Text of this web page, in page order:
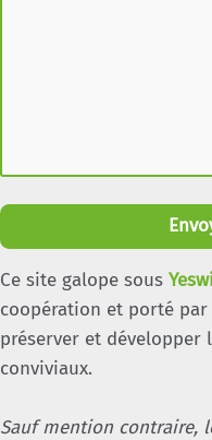
Ce site galope sous
coopération et porté
préserver et
conviviaux.
Sauf mention contraire,